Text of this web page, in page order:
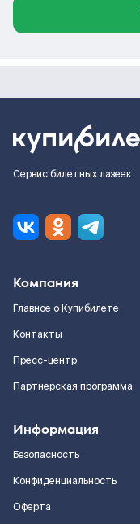
Сервис билетных лазеек
Компания
Главное о Купибилете
Контакты
Пресс-центр
Партнерская программа
Информация
Безопасность
Конфиденциальность
Оферта